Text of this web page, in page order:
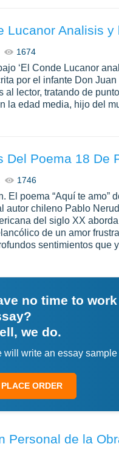
Lucanor Analisis y
1674
‘El Conde Lucanor
por el infante Don
al lector, tratando de
la edad media, hijo del
Del Poema 18 De
1746
El poema “Aquí te amo”
autor chileno Pablo
del siglo XX
de un amor
sentimientos que
no time to
we do.
will write an essay
PLACE ORDER
Personal de la